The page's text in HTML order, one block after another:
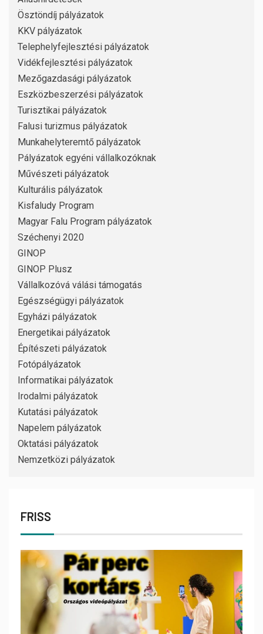
Ösztöndíj pályázatok
KKV pályázatok
Telephelyfejlesztési pályázatok
Vidékfejlesztési pályázatok
Mezőgazdasági pályázatok
Eszközbeszerzési pályázatok
Turisztikai pályázatok
Falusi turizmus pályázatok
Munkahelyteremtő pályázatok
Pályázatok egyéni vállalkozóknak
Művészeti pályázatok
Kulturális pályázatok
Kisfaludy Program
Magyar Falu Program pályázatok
Széchenyi 2020
GINOP
GINOP Plusz
Vállalkozóvá válási támogatás
Egészségügyi pályázatok
Egyházi pályázatok
Energetikai pályázatok
Építészeti pályázatok
Fotópályázatok
Informatikai pályázatok
Irodalmi pályázatok
Kutatási pályázatok
Napelem pályázatok
Oktatási pályázatok
Nemzetközi pályázatok
FRISS